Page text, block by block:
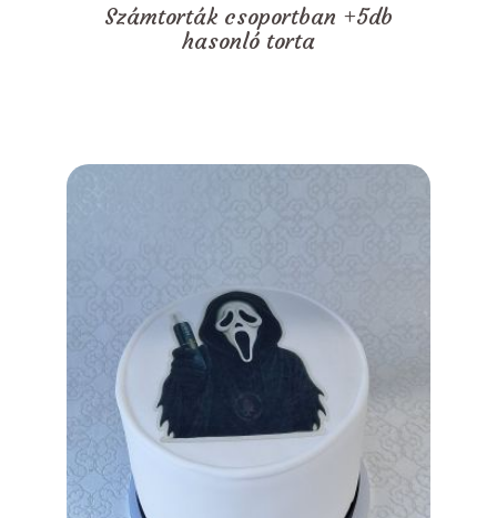
Számtorták csoportban +5db
hasonló torta